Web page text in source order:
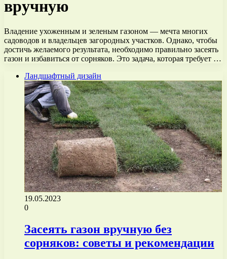
вручную
Владение ухоженным и зеленым газоном — мечта многих
садоводов и владельцев загородных участков. Однако, чтобы
достичь желаемого результата, необходимо правильно засеять
газон и избавиться от сорняков. Это задача, которая требует …
Ландшафтный дизайн
19.05.2023
0
Засеять газон вручную без
сорняков: советы и рекомендации